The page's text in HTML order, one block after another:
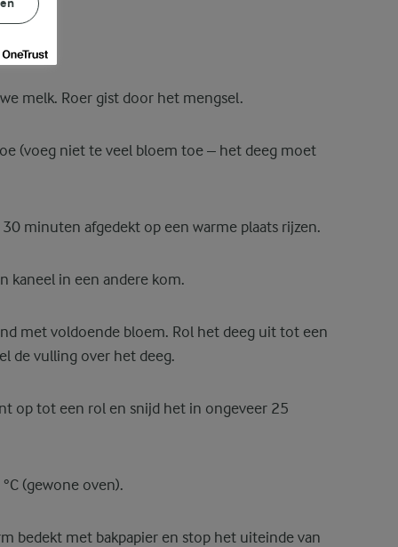
melk. Roer gist door het mengsel.
(voeg niet te veel bloem toe – het deeg moet
minuten afgedekt op een warme plaats rijzen.
kaneel in een andere kom.
met voldoende bloem. Rol het deeg uit tot een
de vulling over het deeg.
op tot een rol en snijd het in ongeveer 25
(gewone oven).
bedekt met bakpapier en stop het uiteinde van